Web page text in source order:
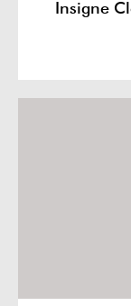
Insigne